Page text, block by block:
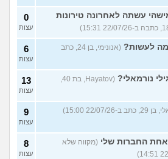
עשתה לאחרונה טירונות
0
עצות
מה לעשות?
(אנונימי, בן 24, כתב
6
עצות
נורמאלי?
(Hayatov, בת 40,
13
עצות
כתב ב-22/07/26 15:00) 9
עצות
החברות שלי (מקווה שלא
8
עצות